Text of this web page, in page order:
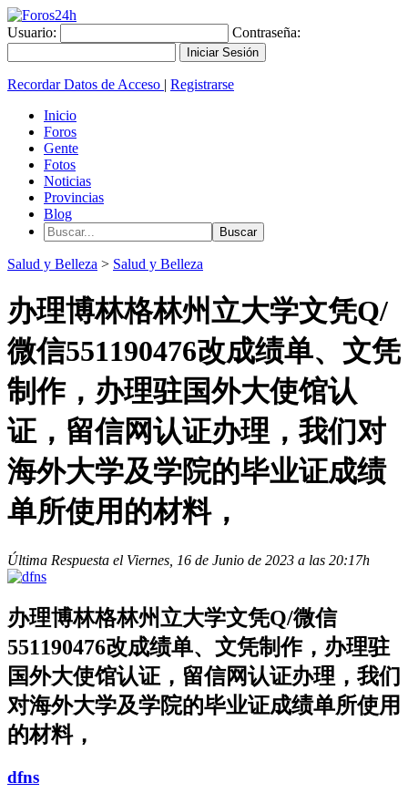
Usuario: Contraseña:
Recordar Datos de Acceso | Registrarse
Inicio
Foros
Gente
Fotos
Noticias
Provincias
Blog
Salud y Belleza > Salud y Belleza
办理博林格林州立大学文凭Q/
微信551190476改成绩单、文凭
制作，办理驻国外大使馆认
证，留信网认证办理，我们对
海外大学及学院的毕业证成绩
单所使用的材料，
Última Respuesta el Viernes, 16 de Junio de 2023 a las 20:17h
办理博林格林州立大学文凭Q/微信
551190476改成绩单、文凭制作，办理驻
国外大使馆认证，留信网认证办理，我们
对海外大学及学院的毕业证成绩单所使用
的材料，
dfns